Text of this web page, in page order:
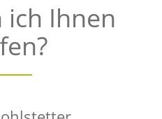
ich Ihnen